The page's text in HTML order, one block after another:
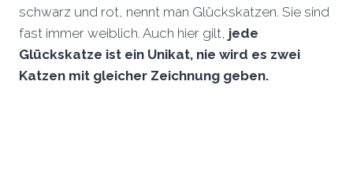
schwarz und rot, nennt man Glückskatzen. Sie sind
fast immer weiblich. Auch hier gilt, jede
Glückskatze ist ein Unikat, nie wird es zwei
Katzen mit gleicher Zeichnung geben.